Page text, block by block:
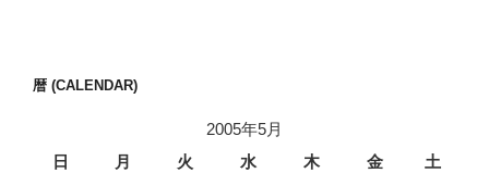
暦 (CALENDAR)
2005年5月
日
月 火 水 木 金 土